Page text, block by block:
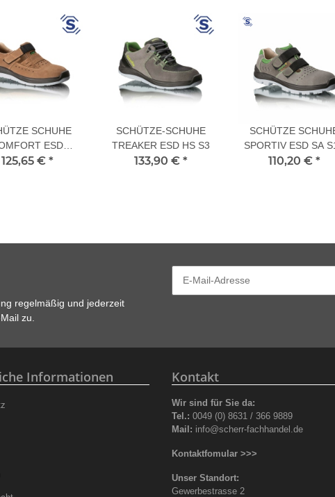
SCHUHE
ESD
SANDALEN S1
125,65 € *
SCHÜTZE-SCHUHE
TREAKER ESD HS S3
133,90 € *
SCHÜTZE
SPORTIV ESD SA
110,20 € *
regelmäßig und jederzeit
zu.
Informationen Kontakt
Wir sind für Sie da:
Tel.: 0049 (0) 8631 / 366 9889
Mail: info@scherr-fachhandel.de
Kontaktfomular >>>
Unser Standort:
Gewerbestrasse 2